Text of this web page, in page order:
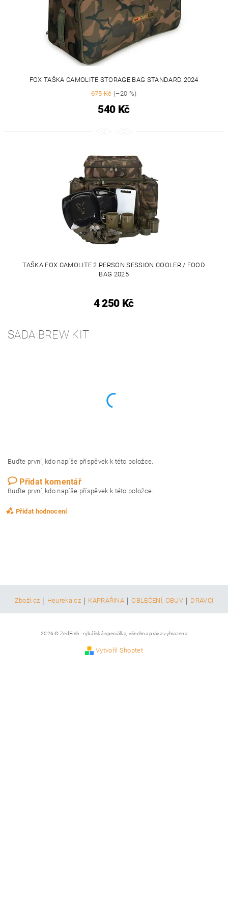
FOX TAŠKA CAMOLITE STORAGE BAG STANDARD 2024
675 Kč(–20 %)
540 Kč
TAŠKA FOX CAMOLITE 2 PERSON SESSION COOLER / FOOD
BAG 2025
4 250 Kč
SADA BREW KIT
Buďte první, kdo napíše příspěvek k této položce.
Přidat komentář
Buďte první, kdo napíše příspěvek k této položce.
Přidat hodnocení
Zboží.cz | Heureka.cz | KAPRAŘINA | OBLEČENÍ, OBUV | DRAVCI
2026 © ZedFish - rybářská speciálka, všechna práva vyhrazena
Vytvořil Shoptet